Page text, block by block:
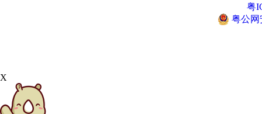
粤
粤公网
X